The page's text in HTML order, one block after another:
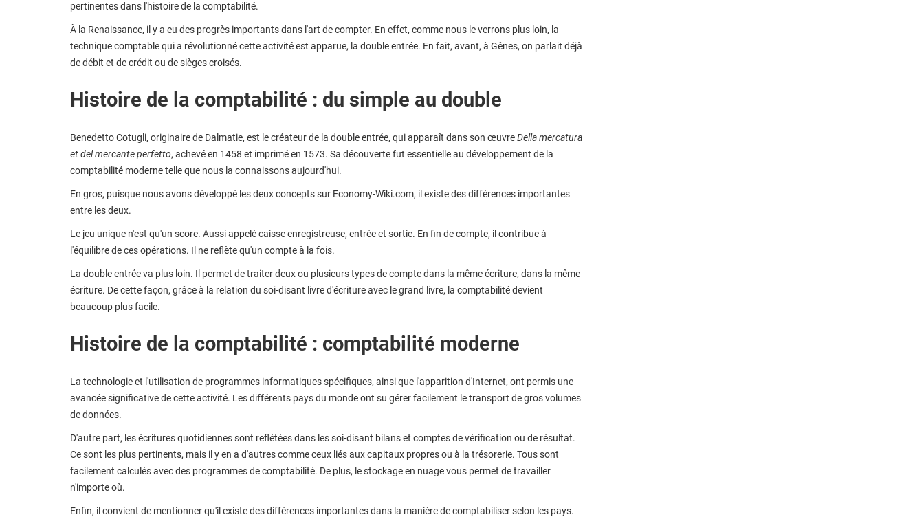
pertinentes dans l'histoire de la comptabilité.
À la Renaissance, il y a eu des progrès importants dans l'art de compter. En effet, comme nous le verrons plus loin, la
technique comptable qui a révolutionné cette activité est apparue, la double entrée. En fait, avant, à Gênes, on parlait déjà
de débit et de crédit ou de sièges croisés.
Histoire de la comptabilité : du simple au double
Benedetto Cotugli, originaire de Dalmatie, est le créateur de la double entrée, qui apparaît dans son œuvreDella mercatura
et del mercante perfetto, achevé en 1458 et imprimé en 1573. Sa découverte fut essentielle au développement de la
comptabilité moderne telle que nous la connaissons aujourd'hui.
En gros, puisque nous avons développé les deux concepts sur Economy-Wiki.com, il existe des différences importantes
entre les deux.
Le jeu unique n'est qu'un score. Aussi appelé caisse enregistreuse, entrée et sortie. En fin de compte, il contribue à
l'équilibre de ces opérations. Il ne reflète qu'un compte à la fois.
La double entrée va plus loin. Il permet de traiter deux ou plusieurs types de compte dans la même écriture, dans la même
écriture. De cette façon, grâce à la relation du soi-disant livre d'écriture avec le grand livre, la comptabilité devient
beaucoup plus facile.
Histoire de la comptabilité : comptabilité moderne
La technologie et l'utilisation de programmes informatiques spécifiques, ainsi que l'apparition d'Internet, ont permis une
avancée significative de cette activité. Les différents pays du monde ont su gérer facilement le transport de gros volumes
de données.
D'autre part, les écritures quotidiennes sont reflétées dans les soi-disant bilans et comptes de vérification ou de résultat.
Ce sont les plus pertinents, mais il y en a d'autres comme ceux liés aux capitaux propres ou à la trésorerie. Tous sont
facilement calculés avec des programmes de comptabilité. De plus, le stockage en nuage vous permet de travailler
n'importe où.
Enfin, il convient de mentionner qu'il existe des différences importantes dans la manière de comptabiliser selon les pays.